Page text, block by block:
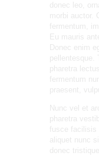
donec leo,
morbi auctor.
fermentum,
Eu mauris
Donec enim
pellentesque.
pharetra
fermentum
praesent,
Nunc vel et
pharetra
fusce
aliquet nunc
donec